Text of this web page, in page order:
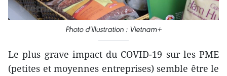
Photo d'illustration : Vietnam+
Le plus grave impact du COVID-19 sur les PME
(petites et moyennes entreprises) semble être le